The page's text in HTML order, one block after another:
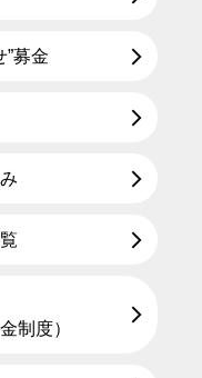
”募金
制度）